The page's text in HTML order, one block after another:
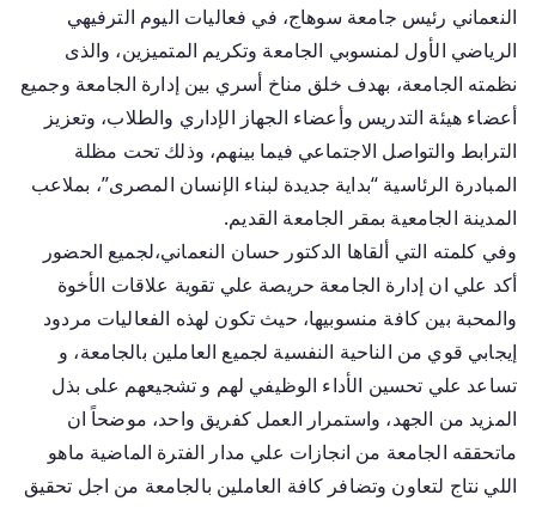
النعماني رئيس جامعة سوهاج، في فعاليات اليوم الترفيهي
الرياضي الأول لمنسوبي الجامعة وتكريم المتميزين، والذى
نظمته الجامعة، بهدف خلق مناخ أسري بين إدارة الجامعة وجميع
أعضاء هيئة التدريس وأعضاء الجهاز الإداري والطلاب، وتعزيز
الترابط والتواصل الاجتماعي فيما بينهم، وذلك تحت مظلة
المبادرة الرئاسية “بداية جديدة لبناء الإنسان المصرى”، بملاعب
المدينة الجامعية بمقر الجامعة القديم.
وفي كلمته التي ألقاها الدكتور حسان النعماني،لجميع الحضور
أكد علي ان إدارة الجامعة حريصة علي تقوية علاقات الأخوة
والمحبة بين كافة منسوبيها، حيث تكون لهذه الفعاليات مردود
إيجابي قوي من الناحية النفسية لجميع العاملين بالجامعة، و
تساعد علي تحسين الأداء الوظيفي لهم و تشجيعهم على بذل
المزيد من الجهد، واستمرار العمل كفريق واحد، موضحاً ان
ماتحققه الجامعة من انجازات علي مدار الفترة الماضية ماهو
اللي نتاج لتعاون وتضافر كافة العاملين بالجامعة من اجل تحقيق